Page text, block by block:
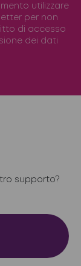
utilizzare
per non
di accesso
dei dati
supporto?